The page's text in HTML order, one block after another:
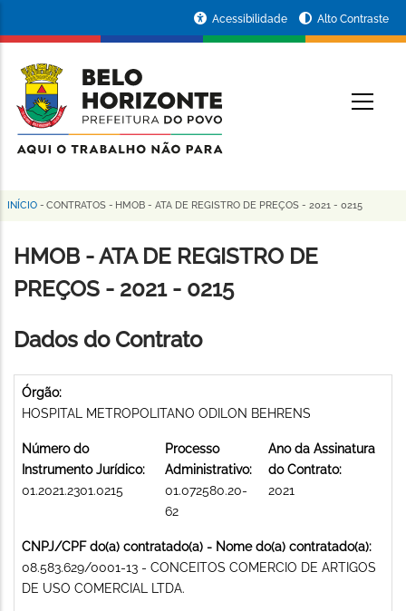
conteúdo
principal
da
Prefeitura
de
Horizonte
Acessibilidade Alto Contraste
Trilha
de
navegação
INÍCIO - CONTRATOS - HMOB - ATA DE REGISTRO DE PREÇOS - 2021 - 0215
HMOB - ATA DE REGISTRO DE
PREÇOS - 2021 - 0215
Dados do Contrato
Órgão:
HOSPITAL METROPOLITANO ODILON BEHRENS
Número do
Instrumento Jurídico:
01.2021.2301.0215
Processo
Administrativo:
01.072580.20-
62
Ano da Assinatura
do Contrato:
2021
CNPJ/CPF do(a) contratado(a) - Nome do(a) contratado(a):
08.583.629/0001-13 - CONCEITOS COMERCIO DE ARTIGOS
DE USO COMERCIAL LTDA.